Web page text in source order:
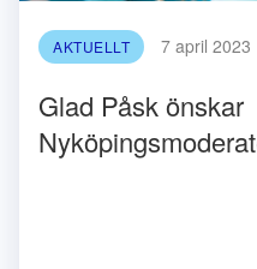
AKTUELLT 7 april 2023
Glad Påsk önskar